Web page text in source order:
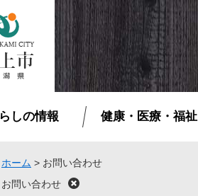
しの情報 健康・医療・福祉
ホーム > お問い合わせ
お問い合わせ
閉